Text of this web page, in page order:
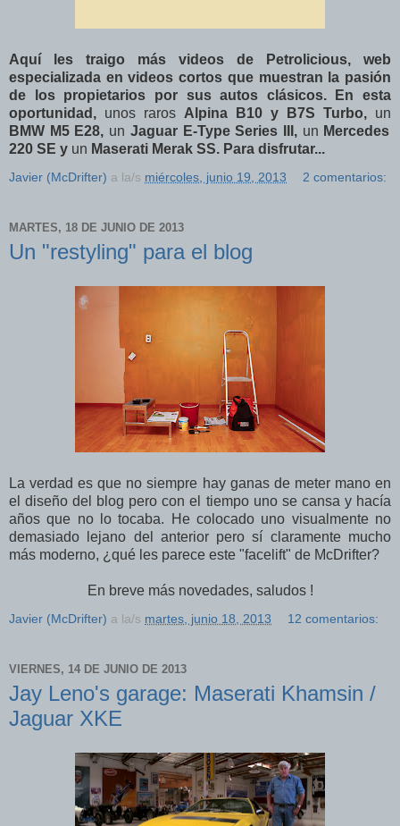
Aquí les traigo más videos de Petrolicious, web
especializada en videos cortos que muestran la pasión
de los propietarios por sus autos clásicos. En esta
oportunidad, unos raros Alpina B10 y B7S Turbo, un
BMW M5 E28, un Jaguar E-Type Series III, un Mercedes
220 SE y un Maserati Merak SS. Para disfrutar...
Javier (McDrifter) a la/s miércoles, junio 19, 2013 2 comentarios:
MARTES, 18 DE JUNIO DE 2013
Un "restyling" para el blog
La verdad es que no siempre hay ganas de meter mano en
el diseño del blog pero con el tiempo uno se cansa y hacía
años que no lo tocaba. He colocado uno visualmente no
demasiado lejano del anterior pero sí claramente mucho
más moderno, ¿qué les parece este "facelift" de McDrifter?
En breve más novedades, saludos !
Javier (McDrifter) a la/s martes, junio 18, 2013 12 comentarios:
VIERNES, 14 DE JUNIO DE 2013
Jay Leno's garage: Maserati Khamsin /
Jaguar XKE